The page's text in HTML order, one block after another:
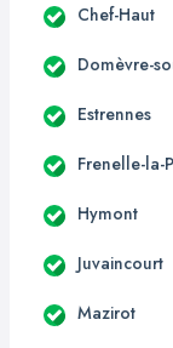
Chef-Haut
Domèvre-
Estrennes
Frenelle-la-
Hymont
Juvaincourt
Mazirot